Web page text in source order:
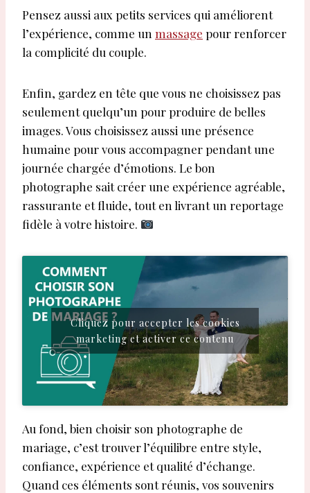
Pensez aussi aux petits services qui améliorent
l’expérience, comme un massage pour renforcer
la complicité du couple.
Enfin, gardez en tête que vous ne choisissez pas
seulement quelqu’un pour produire de belles
images. Vous choisissez aussi une présence
humaine pour vous accompagner pendant une
journée chargée d’émotions. Le bon
photographe sait créer une expérience agréable,
rassurante et fluide, tout en livrant un reportage
fidèle à votre histoire.
Cliquez pour accepter les cookies
marketing et activer ce contenu
Au fond, bien choisir son photographe de
mariage, c’est trouver l’équilibre entre style,
confiance, expérience et qualité d’échange.
Quand ces éléments sont réunis, vos souvenirs